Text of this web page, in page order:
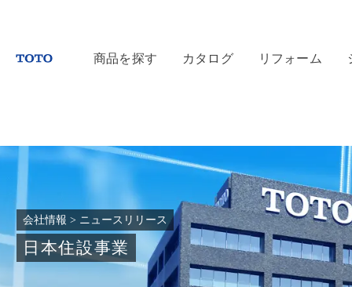
商品を探す カタログ リフォーム
会社情報 > ニュースリリース
日本住設事業